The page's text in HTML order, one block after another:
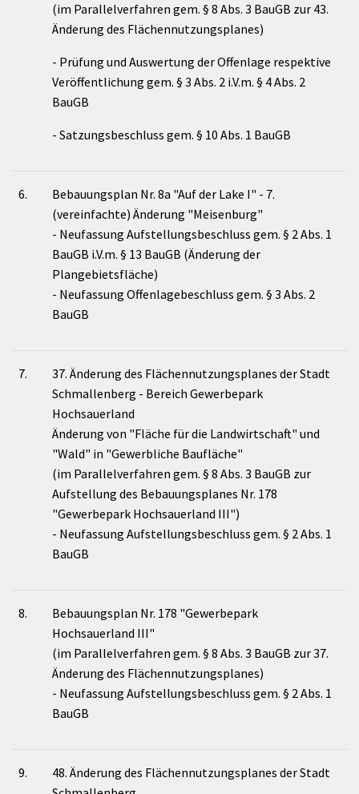
(im Parallelverfahren gem. § 8 Abs. 3 BauGB zur 43.
Änderung des Flächennutzungsplanes)
- Prüfung und Auswertung der Offenlage respektive
Veröffentlichung gem. § 3 Abs. 2 i.V.m. § 4 Abs. 2
BauGB
- Satzungsbeschluss gem. § 10 Abs. 1 BauGB
6.
Bebauungsplan Nr. 8a "Auf der Lake I" - 7.
(vereinfachte) Änderung "Meisenburg"
- Neufassung Aufstellungsbeschluss gem. § 2 Abs. 1
BauGB i.V.m. § 13 BauGB (Änderung der
Plangebietsfläche)
- Neufassung Offenlagebeschluss gem. § 3 Abs. 2
BauGB
7.
37. Änderung des Flächennutzungsplanes der Stadt
Schmallenberg - Bereich Gewerbepark
Hochsauerland
Änderung von "Fläche für die Landwirtschaft" und
"Wald" in "Gewerbliche Baufläche"
(im Parallelverfahren gem. § 8 Abs. 3 BauGB zur
Aufstellung des Bebauungsplanes Nr. 178
"Gewerbepark Hochsauerland III")
- Neufassung Aufstellungsbeschluss gem. § 2 Abs. 1
BauGB
8.
Bebauungsplan Nr. 178 "Gewerbepark
Hochsauerland III"
(im Parallelverfahren gem. § 8 Abs. 3 BauGB zur 37.
Änderung des Flächennutzungsplanes)
- Neufassung Aufstellungsbeschluss gem. § 2 Abs. 1
BauGB
9.
48. Änderung des Flächennutzungsplanes der Stadt